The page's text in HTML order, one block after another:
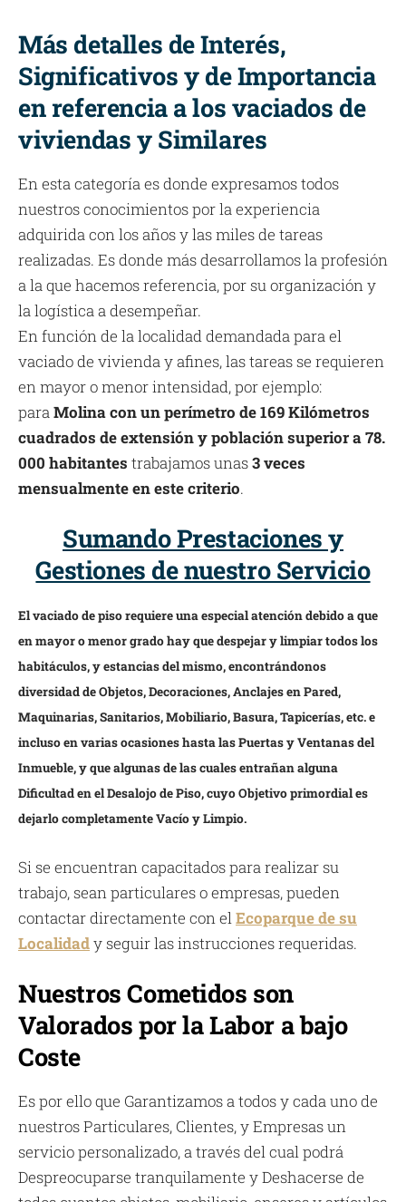
Más detalles de Interés,
Significativos y de Importancia
en referencia a los vaciados de
viviendas y Similares
En esta categoría es donde expresamos todos
nuestros conocimientos por la experiencia
adquirida con los años y las miles de tareas
realizadas. Es donde más desarrollamos la profesión
a la que hacemos referencia, por su organización y
la logística a desempeñar.
En función de la localidad demandada para el
vaciado de vivienda y afines, las tareas se requieren
en mayor o menor intensidad, por ejemplo:
paraMolina con un perímetro de 169 Kilómetros
cuadrados de extensión y población superior a 78.
000 habitantes trabajamos unas3 veces
mensualmente en este criterio.
Sumando Prestaciones y
Gestiones de nuestro Servicio
El vaciado de piso requiere una especial atención debido a que
en mayor o menor grado hay que despejar y limpiar todos los
habitáculos, y estancias del mismo, encontrándonos
diversidad de Objetos, Decoraciones, Anclajes en Pared,
Maquinarias, Sanitarios, Mobiliario, Basura, Tapicerías, etc. e
incluso en varias ocasiones hasta las Puertas y Ventanas del
Inmueble, y que algunas de las cuales entrañan alguna
Dificultad en el Desalojo de Piso, cuyo Objetivo primordial es
dejarlo completamente Vacío y Limpio.
Si se encuentran capacitados para realizar su
trabajo, sean particulares o empresas, pueden
contactar directamente con elEcoparque de su
Localidady seguir las instrucciones requeridas.
Nuestros Cometidos son
Valorados por la Labor a bajo
Coste
Es por ello que Garantizamos a todos y cada uno de
nuestros Particulares, Clientes, y Empresas un
servicio personalizado, a través del cual podrá
Despreocuparse tranquilamente y Deshacerse de